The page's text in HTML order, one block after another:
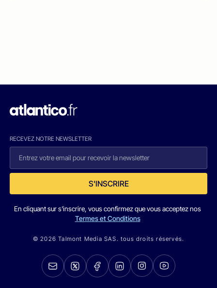
RECEVEZ NOTRE NEWSLETTER
S'INSCRIRE
En cliquant sur s'inscrire, vous confirmez que vous acceptez nos
Termes et Conditions
© 2026 Talmont Media SAS. tous droits réservés.